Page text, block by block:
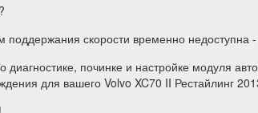
поддержания скорости временно
починке и настройке модуля
для вашего Volvo XC70 II Рестайлинг